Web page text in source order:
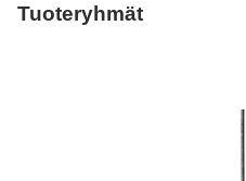
Tuoteryhmät